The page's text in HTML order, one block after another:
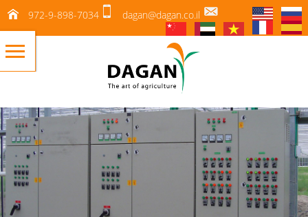
972-9-898-7034 dagan@dagan.co.il